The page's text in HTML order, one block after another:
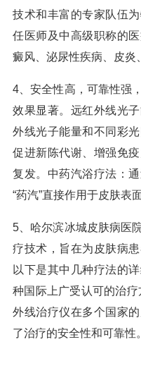
技术和丰富的专家队伍
任医师及中高级职称的
癜风、泌尿性疾病、皮炎
4、安全性高，可靠性强
效果显著。远红外线光
外线光子能量和不同彩
促进新陈代谢、增强免
复发。中药汽浴疗法：
“药汽”直接作用于皮肤表面
5、哈尔滨冰城皮肤病医
疗技术，旨在为皮肤病
以下是其中几种疗法的
种国际上广受认可的治
外线治疗仪在多个国家
了治疗的安全性和可靠性。